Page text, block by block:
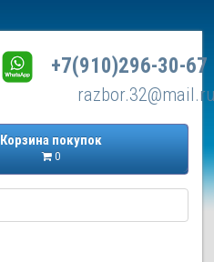
+7(910)296-30-67
Корзина покупок
0